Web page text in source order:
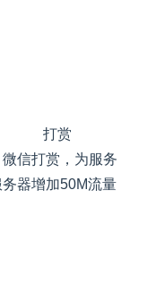
打赏
微信打赏，为服务